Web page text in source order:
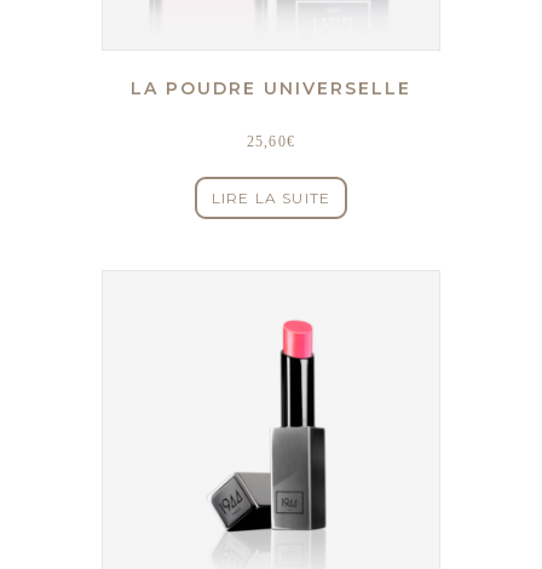
LA POUDRE UNIVERSELLE
25,60€
LIRE LA SUITE